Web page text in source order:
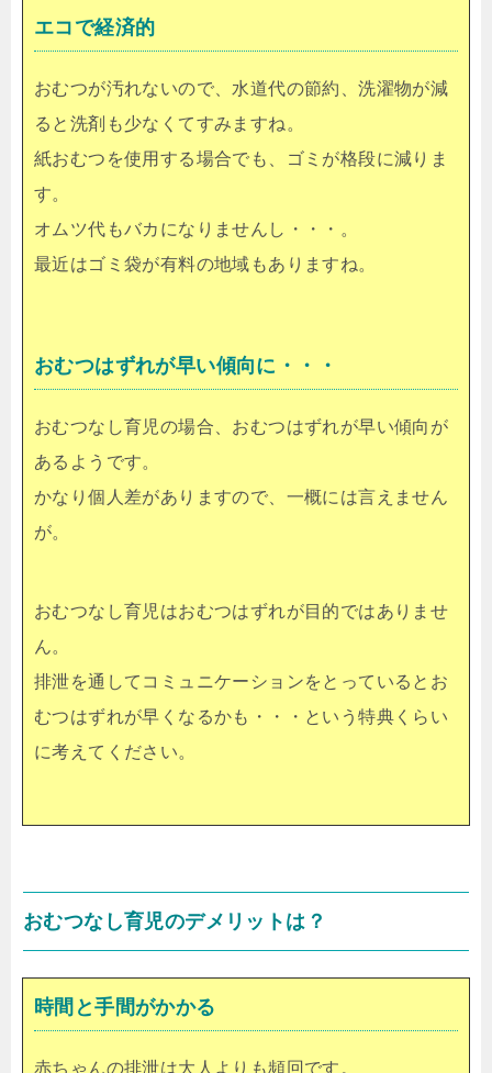
エコで経済的
おむつが汚れないので、水道代の節約、洗濯物が減
ると洗剤も少なくてすみますね。
紙おむつを使用する場合でも、ゴミが格段に減りま
す。
オムツ代もバカになりませんし・・・。
最近はゴミ袋が有料の地域もありますね。
おむつはずれが早い傾向に・・・
おむつなし育児の場合、おむつはずれが早い傾向が
あるようです。
かなり個人差がありますので、一概には言えません
が。
おむつなし育児はおむつはずれが目的ではありませ
ん。
排泄を通してコミュニケーションをとっているとお
むつはずれが早くなるかも・・・という特典くらい
に考えてください。
おむつなし育児のデメリットは？
時間と手間がかかる
赤ちゃんの排泄は大人よりも頻回です。